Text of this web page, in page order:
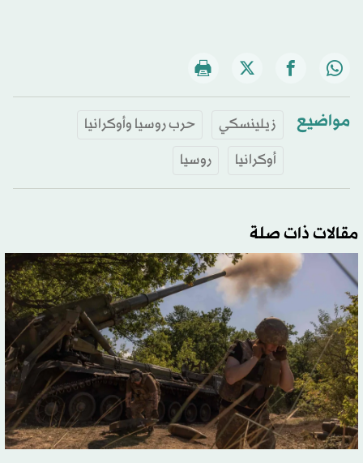
مواضيع زيلينسكي
حرب روسيا وأوكرانيا
أوكرانيا
روسيا
مقالات ذات صلة